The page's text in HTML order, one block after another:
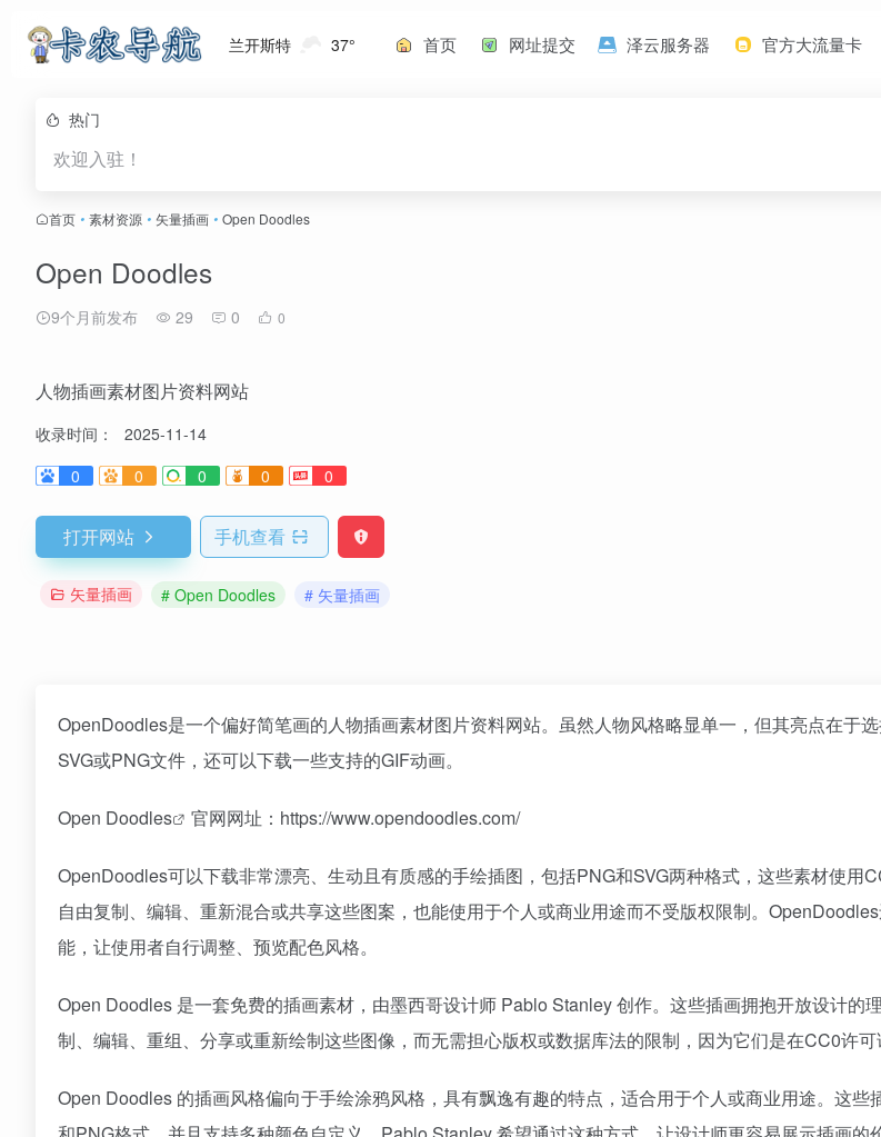
兰开斯特 37° 首页 网址提交 泽云服务器 官方大流量卡
热门
欢迎入驻！
首页 • 素材资源 • 矢量插画 • Open Doodles
Open Doodles
9个月前发布 29 0 0
人物插画素材图片资料网站
收录时间：
2025-11-14
0
0 0 0 0
打开网站 手机查看
矢量插画 # Open Doodles # 矢量插画
OpenDoodles是一个偏好简笔画的人物插画素材图片资料网站。虽然人物风格略显单一，但其亮点在于
SVG或PNG文件，还可以下载一些支持的GIF动画。
Open Doodles 官网网址：https://www.opendoodles.com/
OpenDoodles可以下载非常漂亮、生动且有质感的手绘插图，包括PNG和SVG两种格式，这些素材使用
自由复制、编辑、重新混合或共享这些图案，也能使用于个人或商业用途而不受版权限制。
能，让使用者自行调整、预览配色风格。
Open Doodles 是一套免费的插画素材，由墨西哥设计师 Pablo Stanley 创作。这些插画拥抱开放设计的
制、编辑、重组、分享或重新绘制这些图像，而无需担心版权或数据库法的限制，因为它们是在CC0许可
Open Doodles 的插画风格偏向于手绘涂鸦风格，具有飘逸有趣的特点，适合用于个人或商业用途。这些